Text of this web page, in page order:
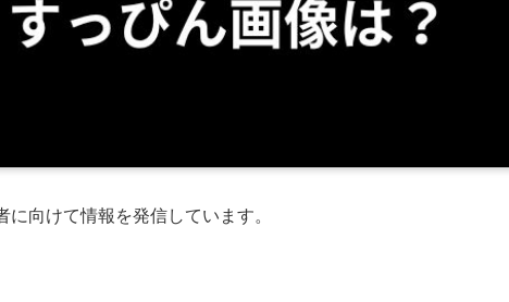
向けて情報を発信しています。